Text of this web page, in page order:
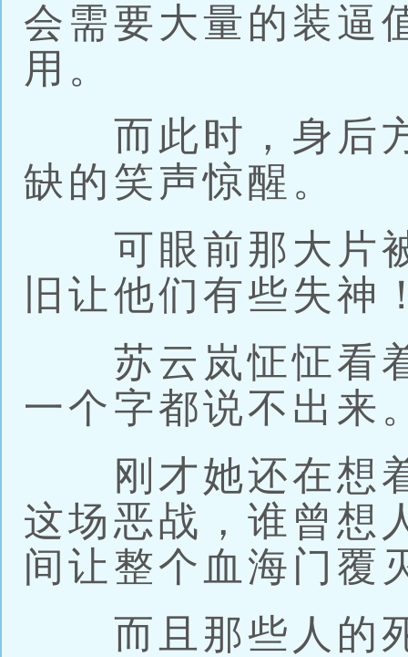
会需要大量的装逼
用。
而此时，身后方
缺的笑声惊醒。
可眼前那大片被
旧让他们有些失神
苏云岚怔怔看着
一个字都说不出来
刚才她还在想着
这场恶战，谁曾想
间让整个血海门覆
而且那些人的死